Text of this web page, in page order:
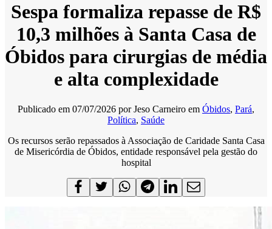
Sespa formaliza repasse de R$
10,3 milhões à Santa Casa de
Óbidos para cirurgias de média
e alta complexidade
Publicado em 07/07/2026 porJeso Carneiro em Óbidos, Pará,
Política, Saúde
Os recursos serão repassados à Associação de Caridade Santa Casa
de Misericórdia de Óbidos, entidade responsável pela gestão do
hospital